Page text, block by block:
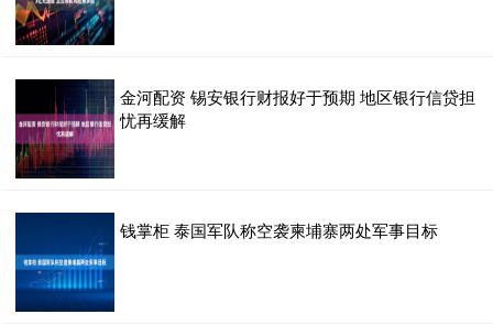
金河配资 锡安银行财报好于预期 地区银行信贷担
忧再缓解
钱掌柜 泰国军队称空袭柬埔寨两处军事目标